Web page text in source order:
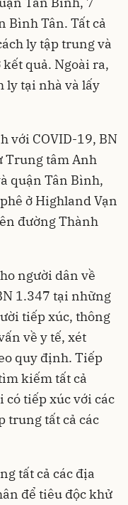
Bình Tân. Tất cả
ly tập trung và
quả. Ngoài ra,
ly tại nhà và lấy
với COVID-19, BN
Trung tâm Anh
quận Tân Bình,
ở Highland Vạn
đường Thành
người dân về
1.347 tại những
tiếp xúc, thông
về y tế, xét
quy định. Tiếp
kiếm tất cả
tiếp xúc với các
trung tất cả các
tất cả các địa
để tiêu độc khử